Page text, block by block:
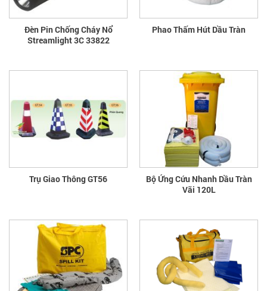
Đèn Pin Chống Cháy Nổ
Streamlight 3C 33822
Phao Thấm Hút Dầu Tràn
Trụ Giao Thông GT56
Bộ Ứng Cứu Nhanh Dầu Tràn
Vãi 120L